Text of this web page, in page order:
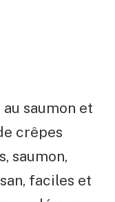
saumon et
crêpes
saumon,
faciles et